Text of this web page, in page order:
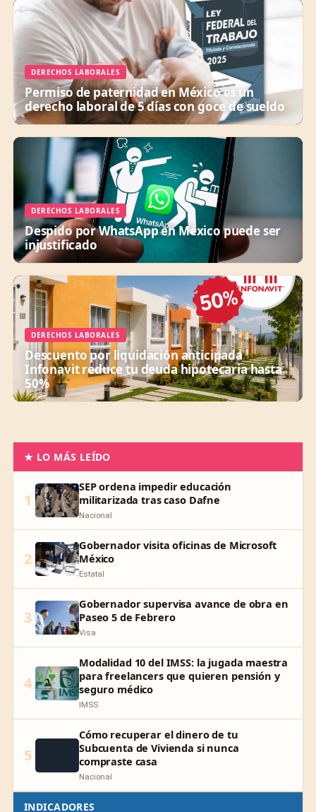
DERECHOS LABORALES
Permiso de paternidad en México es un
derecho laboral de 5 días con goce de sueldo
DERECHOS LABORALES
Despido por WhatsApp en México puede ser
injustificado
DERECHOS LABORALES
Descuento por liquidación anticipada
Infonavit reduce tu deuda hipotecaria hasta
50%
★ LO MÁS LEÍDO
1
SEP ordena impedir educación
militarizada tras caso Dafne
Nacional
2
Gobernador visita oficinas de Microsoft
México
Estatal
3
Gobernador supervisa avance de obra en
Paseo 5 de Febrero
Visa
4
Modalidad 10 del IMSS: la jugada maestra
para freelancers que quieren pensión y
seguro médico
IMSS
5
Cómo recuperar el dinero de tu
Subcuenta de Vivienda si nunca
compraste casa
Nacional
INDICADORES